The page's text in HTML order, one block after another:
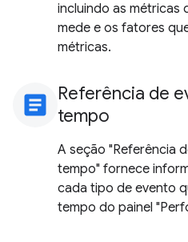
incluindo as métricas
mede e os fatores
métricas.
article Referência de
tempo
A seção "Referência
tempo" fornece
cada tipo de evento
tempo do painel